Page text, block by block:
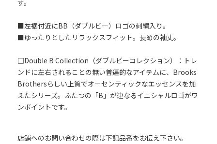
す。
■左裾付近にBB（ダブルビー）ロゴの刺繍入り。
■ゆったりとしたリラックスフィット。長めの袖丈。
□Double B Collection（ダブルビーコレクション）：トレ
ンドに左右されることの無い普遍的なアイテムに、Brooks
Brothersらしい上質でオーセンティックなエッセンスを加
えたシリーズ。ふたつの「B」が連なるイニシャルロゴがワ
ンポイントです。
店舗へのお問い合わせの際は下記品番をお伝え下さい。